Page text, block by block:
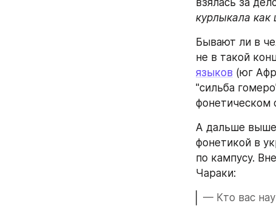
курлыкала как
Бывают ли в
не в такой
языков (юг
"сильба
фонетическом
А дальше
фонетикой в
по кампусу.
Чараки:
— Кто вас